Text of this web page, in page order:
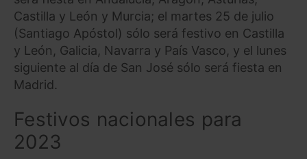
Castilla y León y Murcia; el martes 25 de julio
(Santiago Apóstol) sólo será festivo en Castilla
y León, Galicia, Navarra y País Vasco, y el lunes
siguiente al día de San José sólo será fiesta en
Madrid.
Festivos nacionales para
2023